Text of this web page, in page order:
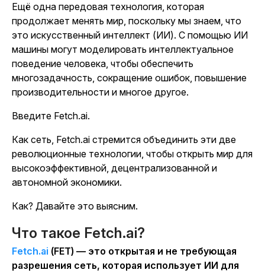
Ещё одна передовая технология, которая
продолжает менять мир, поскольку мы знаем, что
это искусственный интеллект (ИИ). С помощью ИИ
машины могут моделировать интеллектуальное
поведение человека, чтобы обеспечить
многозадачность, сокращение ошибок, повышение
производительности и многое другое.
Введите Fetch.ai.
Как сеть, Fetch.ai стремится объединить эти две
революционные технологии, чтобы открыть мир для
высокоэффективной, децентрализованной и
автономной экономики.
Как? Давайте это выясним.
Что такое Fetch.ai?
Fetch.ai (FET) — это открытая и не требующая
разрешения сеть, которая использует ИИ для